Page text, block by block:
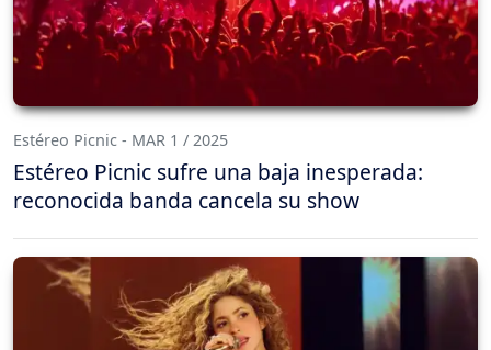
Estéreo Picnic - MAR 1 / 2025
Estéreo Picnic sufre una baja inesperada:
reconocida banda cancela su show